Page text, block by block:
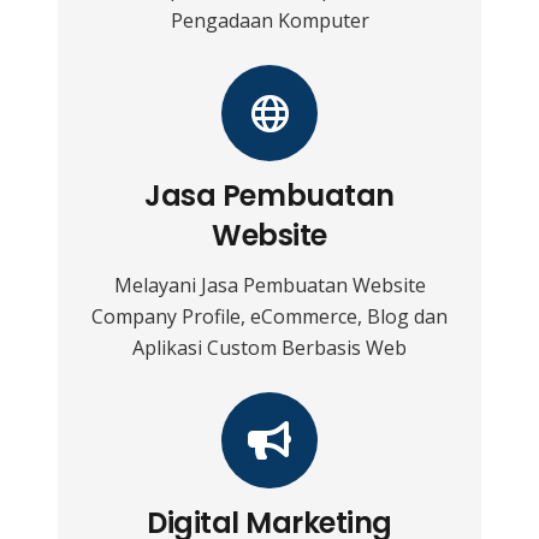
Pengadaan Komputer
Jasa Pembuatan
Website
Melayani Jasa Pembuatan Website
Company Profile, eCommerce, Blog dan
Aplikasi Custom Berbasis Web
Digital Marketing